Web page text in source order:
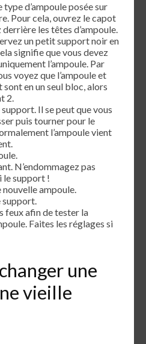
type d’ampoule posée sur
Pour cela, ouvrez le capot
les têtes d’ampoule.
un petit support noir en
signifie que vous devez
l’ampoule. Par
voyez que l’ampoule et
sont en un seul bloc, alors
2.
Il se peut que vous
puis tourner pour le
l’ampoule vient
N’endommagez pas
le support !
ampoule.
support.
feux afin de tester la
Faites les réglages si
une
vieille